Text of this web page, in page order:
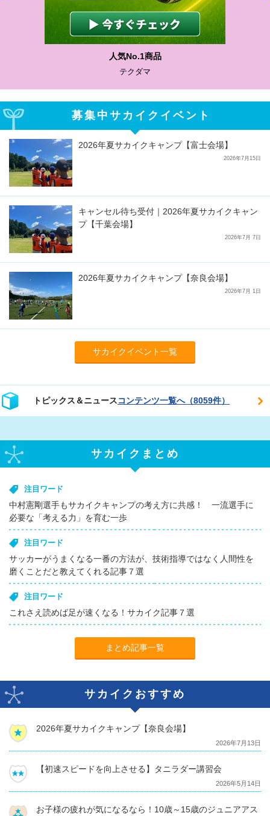
人気No.1商品
テクダマ
募集中サカイクイベント
2026年夏サカイクキャンプ【富士会場】
2026年7月15日
キャンセル待ち受付｜2026年夏サカイクキャン
プ【千葉会場】
2026年7月 7日
2026年夏サカイクキャンプ【奈良会場】
2026年7月 1日
サカイクイベント一覧
トピックス＆ニュースコンテンツ一覧へ（8059件）
サカイクまとめ
注目ワード
中村憲剛選手もサカイクキャンプの考え方に共感！ 一流選手に
必要な「考える力」を育む一歩
注目ワード
サッカーがうまくなる一番の方法が、技術指導ではなく人間性を
磨くことだと教えてくれる記事７選
注目ワード
これさえ読めば足が速くなる！サカイク記事７選
まとめ記事一覧
サカイクおすすめ
2026年夏サカイクキャンプ【奈良会場】
2026年7月13日
【初速スピードを向上させる】タニラダー講習会
2026年5月14日
お子様の疲れが気になるなら！10歳～15歳のジュニアアス